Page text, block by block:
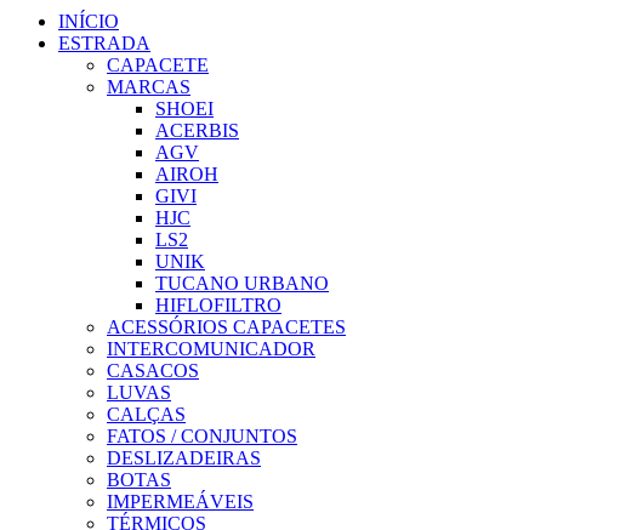
INÍCIO
ESTRADA
CAPACETE
MARCAS
SHOEI
ACERBIS
AGV
AIROH
GIVI
HJC
LS2
UNIK
TUCANO URBANO
HIFLOFILTRO
ACESSÓRIOS CAPACETES
INTERCOMUNICADOR
CASACOS
LUVAS
CALÇAS
FATOS / CONJUNTOS
DESLIZADEIRAS
BOTAS
IMPERMEÁVEIS
TÉRMICOS